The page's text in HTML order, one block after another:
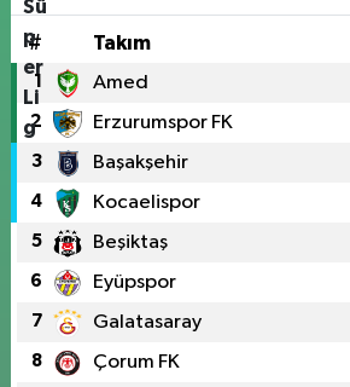
# Takım
1 Amed
2 Erzurumspor FK
3 Başakşehir
4 Kocaelispor
5 Beşiktaş
6 Eyüpspor
7 Galatasaray
8 Çorum FK